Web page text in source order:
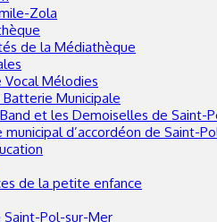
Zola
de la Médiathèque
Vocal Mélodies
Batterie Municipale
et les Demoiselles de Saint-
municipal d’accordéon de Saint-
de la petite enfance
Saint-Pol-sur-Mer